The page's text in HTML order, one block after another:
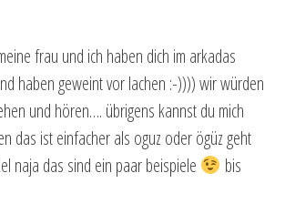
frau und ich haben dich im arkadas
haben geweint vor lachen :-)))) wir würden
und hören…. übrigens kannst du mich
das ist einfacher als oguz oder ögüz geht
naja das sind ein paar beispiele
bis